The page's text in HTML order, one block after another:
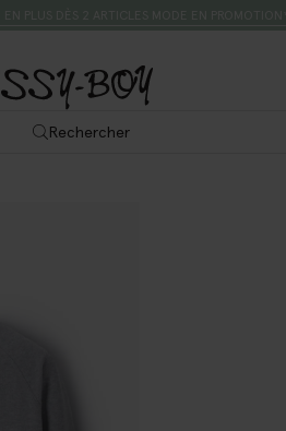
Rechercher